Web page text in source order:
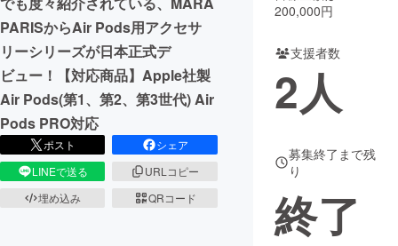
CAMPFIRE for Social Good
CAMPFIRE Creation
CAMPFIREふるさと納税
コミュニティ
PARISからAir Pods用アクセサ
リーシリーズが日本正式デ
ビュー！【対応商品】Apple社製
Air Pods(第1、第2、第3世代) Air
Pods PRO対応
ポスト
シェア
LINEで送る
URLコピー
埋め込み
QRコード
200,000円
支援者数
2人
募集終了まで残
り
終了